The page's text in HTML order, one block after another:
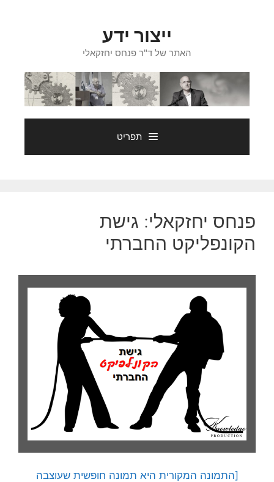
ייצור ידע
האתר של ד"ר פנחס יחזקאלי
תפריט
פנחס יחזקאלי: גישת
הקונפליקט החברתי
[התמונה המקורית היא תמונה חופשית שעוצבה